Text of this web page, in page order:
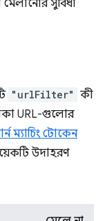
সুবিধা
"urlFilter" কী
URL-গুলোর
ম্যাচিং টোকেন
উদাহরণ